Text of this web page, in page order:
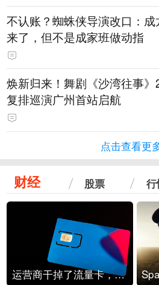
不认账？蜘蛛侠导演改口：成
来了，但不是成家班做动指
焕新归来！舞剧《沙湾往事
复排巡演广州首站启航
点击查看更
财经 股票
运营商干掉了流量卡，他们真的玩不起了